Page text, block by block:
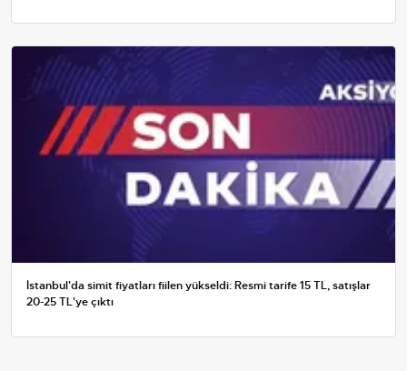
İstanbul'da simit fiyatları fiilen yükseldi: Resmi tarife 15 TL, satışlar
20-25 TL'ye çıktı